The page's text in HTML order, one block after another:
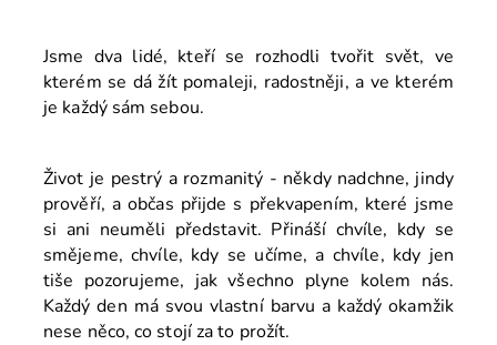
Jsme dva lidé, kteří se rozhodli tvořit svět, ve
kterém se dá žít pomaleji, radostněji, a ve kterém
je každý sám sebou.
Život je pestrý a rozmanitý - někdy nadchne, jindy
prověří, a občas přijde s překvapením, které jsme
si ani neuměli představit. Přináší chvíle, kdy se
smějeme, chvíle, kdy se učíme, a chvíle, kdy jen
tiše pozorujeme, jak všechno plyne kolem nás.
Každý den má svou vlastní barvu a každý okamžik
nese něco, co stojí za to prožít.